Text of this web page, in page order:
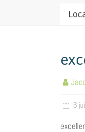
6